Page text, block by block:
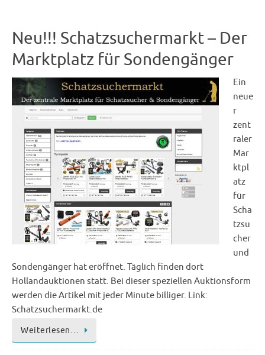
Neu!!! Schatzsuchermarkt – Der
Marktplatz für Sondengänger
Ein
neue
r
zent
raler
Mar
ktpl
atz
für
Scha
tzsu
cher
und
Sondengänger hat eröffnet. Täglich finden dort
Hollandauktionen statt. Bei dieser speziellen Auktionsform
werden die Artikel mit jeder Minute billiger. Link:
Schatzsuchermarkt.de
Weiterlesen…